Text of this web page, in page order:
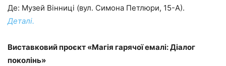
Де: Музей Вінниці (вул. Симона Петлюри, 15-А).
Деталі.
Виставковий проєкт «Магія гарячої емалі: Діалог
поколінь»